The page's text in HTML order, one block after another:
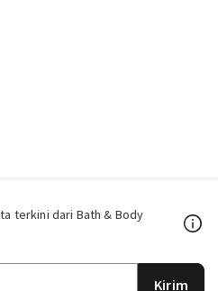
terkini dari Bath & Body
Kirim